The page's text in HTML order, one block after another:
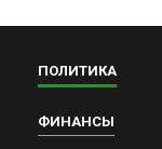
ПОЛИТИКА
ФИНАНСЫ